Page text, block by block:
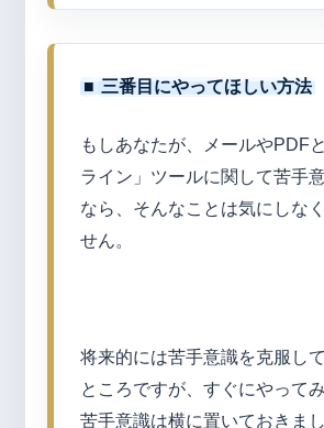
■ 三番目にやってほしい方法
もしあなたが、メールやPDF
ライン」ツールに関して苦手
なら、そんなことは気にしな
せん。
将来的には苦手意識を克服し
ところですが、すぐにやって
苦手意識は横に置いておきまし